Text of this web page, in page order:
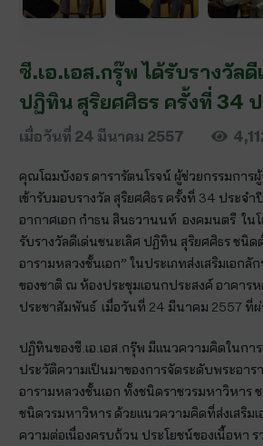
ซี.เอ.เอส.กรุ๊พ ได้รับรางวัลดี
ปฏิทิน สุริยศศิธร ครั้งที่ 34
เมื่อวันที่ 24 มีนาคม 2557
คุณโฉมบังอร ดารารัตนโรจน์ ผู้ช่วยกรรมการผู้
เข้ารับมอบรางวัล สุริยศศิธร ครั้งที่ 34 ประจ
อากาศเอก กำธน สินธวานนท์ องคมนตรี ในโ
รับรางวัลดีเด่นชนะเลิศ ปฏิทิน สุริยศศิธร ชนิด
อารามหลวงชั้นเอก” ในประเภทส่งเสริมเอก
ของชาติ ณ ห้องประชุมเอนกประสงค์ อาคาร
ประชาสัมพันธ์ เมื่อวันที่ 24 มีนาคม 2557 ที่
ปฏิทินของซี.เอ.เอส.กรุ๊พ มีแนวความคิดในกา
ประวัติความเป็นมาของการจัดระดับพระอาร
อารามหลวงชั้นเอก ทั้งชนิดราชวรมหาวิหาร
ชนิดวรมหาวิหาร ด้วยแนวความคิดที่ส่งเสริม
ความต่อเนื่องครบถ้วน ประโยชน์ของเนื้อหา